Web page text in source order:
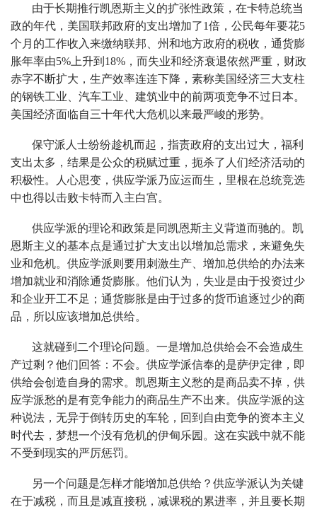
由于长期推行凯恩斯主义的扩张性政策，在卡特总统当
政的年代，美国联邦政府的支出增加了1倍，公民每年要花5
个月的工作收入来缴纳联邦、州和地方政府的税收，通货膨
胀年率由5%上升到18%，而失业和经济衰退依然严重，财政
赤字不断扩大，生产效率连连下降，素称美国经济三大支柱
的钢铁工业、汽车工业、建筑业中的前两项竞争不过日本。
美国经济面临自三十年代大危机以来最严峻的形势。
保守派人士纷纷趁机而起，指责政府的支出过大，福利
支出太多，结果是公众的税赋过重，扼杀了人们经济活动的
积极性。人心思变，供应学派乃应运而生，里根在总统竞选
中也得以击败卡特而入主白宫。
供应学派的理论和政策是同凯恩斯主义背道而驰的。凯
恩斯主义的基本点是通过扩大支出以增加总需求，来避免失
业和危机。供应学派则要用刺激生产、增加总供给的办法来
增加就业和消除通货膨胀。他们认为，失业是由于投资过少
和企业开工不足；通货膨胀是由于过多的货币追逐过少的商
品，所以应该增加总供给。
这就碰到二个理论问题。一是增加总供给会不会造成生
产过剩？他们回答：不会。供应学派信奉的是萨伊定律，即
供给会创造自身的需求。凯恩斯主义愁的是商品卖不掉，供
应学派愁的是有竞争能力的商品生产不出来。供应学派的这
种说法，无异于倒转历史的车轮，回到自由竞争的资本主义
时代去，梦想一个没有危机的伊甸乐园。这在实践中就不能
不受到现实的严厉惩罚。
另一个问题是怎样才能增加总供给？供应学派认为关键
在于减税，而且是减直接税，减课税的累进率，并且要长期